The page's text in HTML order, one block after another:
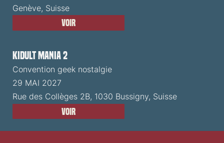
Genève, Suisse
Voir
Kidult Mania 2
Convention geek nostalgie
29 MAI 2027
Rue des Collèges 2B, 1030 Bussigny, Suisse
Voir